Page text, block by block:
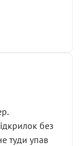
без
туди упав